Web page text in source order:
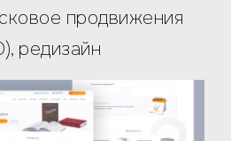
продвижения
редизайн